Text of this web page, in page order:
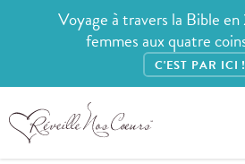
Voyage à travers la Bible
femmes aux quatre
C'EST PAR ICI !